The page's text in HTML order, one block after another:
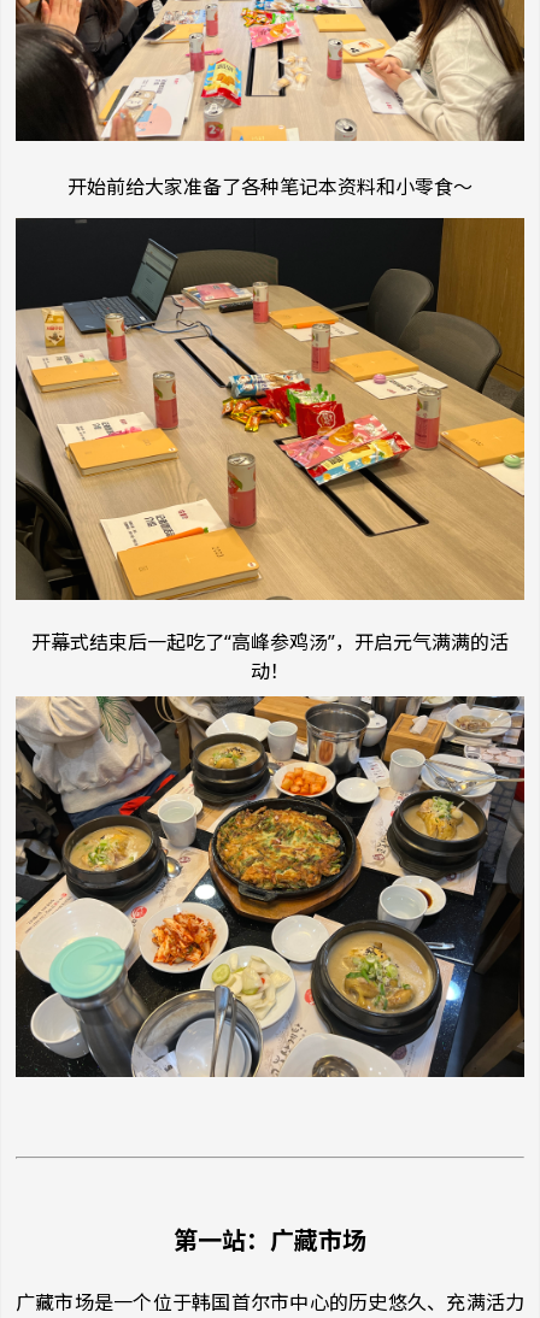
开始前给大家准备了各种笔记本资料和小零食～
开幕式结束后一起吃了“高峰参鸡汤”，开启元气满满的活
动！
第一站：广藏市场
广藏市场是一个位于韩国首尔市中心的历史悠久、充满活力